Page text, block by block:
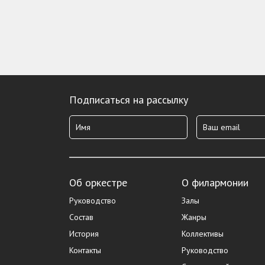
Подписаться на рассылку
Об оркестре
Руководство
Состав
История
Контакты
О филармонии
Залы
Жанры
Коллективы
Руководство